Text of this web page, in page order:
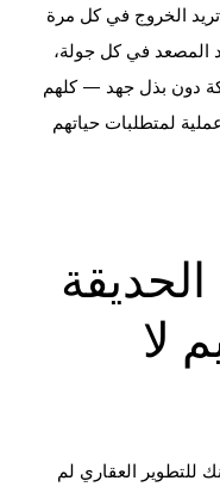
الخروج في كل مرة
المصعد في كل جولة،
دون بذل جهد — كلهم
لمتطلبات حياتهم
لا
للتطوير العقاري لم